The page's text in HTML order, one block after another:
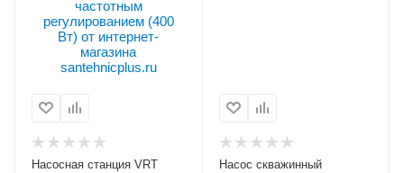
Насосная станция VRT
Насос скважинный